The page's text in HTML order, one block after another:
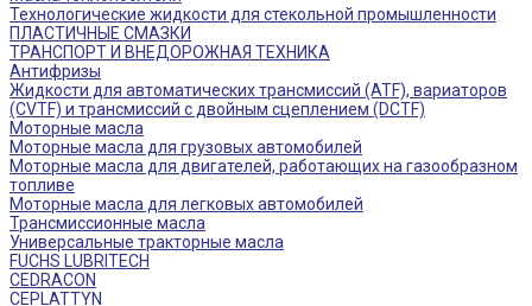
Технологические жидкости для стекольной промышленности
ПЛАСТИЧНЫЕ СМАЗКИ
ТРАНСПОРТ И ВНЕДОРОЖНАЯ ТЕХНИКА
Антифризы
Жидкости для автоматических трансмиссий (ATF), вариаторов
(CVTF) и трансмиссий с двойным сцеплением (DCTF)
Моторные масла
Моторные масла для грузовых автомобилей
Моторные масла для двигателей, работающих на газообразном
топливе
Моторные масла для легковых автомобилей
Трансмиссионные масла
Универсальные тракторные масла
FUCHS LUBRITECH
CEDRACON
CEPLATTYN